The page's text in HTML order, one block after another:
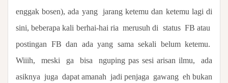
enggak bosen), ada yang
jarang ketemu dan ketemu lagi di
sini, beberapa kali berhai-hai ria merusuh di status FB atau
postingan FB dan ada yang sama sekali belum ketemu.
Wiiih,
meski ga bisa nguping pas sesi arisan ilmu,
ada
asiknya juga dapat amanah jadi penjaga gawang eh bukan